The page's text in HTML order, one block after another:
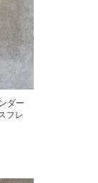
ダー
フレ